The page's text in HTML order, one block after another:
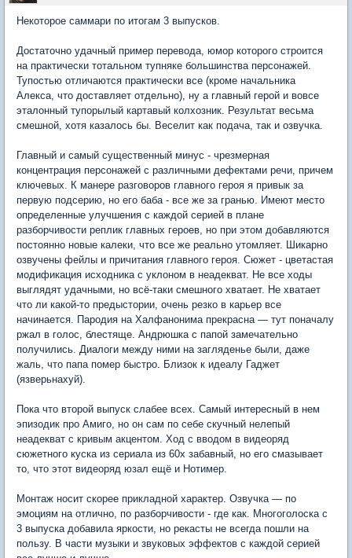
Некоторое саммари по итогам 3 выпусков.
Достаточно удачный пример перевода, юмор которого строится
на практически тотальном тупняке большинства персонажей.
Тупостью отличаются практически все (кроме начальника
Алекса, что доставляет отдельно), ну а главный герой и вовсе
эталонный тупорылый картавый колхозник. Результат весьма
смешной, хотя казалось бы. Веселит как подача, так и озвучка.
Главный и самый существенный минус - чрезмерная
концентрация персонажей с различными дефектами речи, причем
ключевых. К манере разговоров главного героя я привык за
первую подсерию, но его баба - все же за гранью. Имеют место
определенные улучшения с каждой серией в плане
разборчивости реплик главных героев, но при этом добавляются
постоянно новые калеки, что все же реально утомляет. Шикарно
озвучены фейлы и причитания главного героя. Сюжет - цветастая
модификация исходника с уклоном в неадекват. Не все ходы
выглядят удачными, но всё-таки смешного хватает. Не хватает
что ли какой-то предыстории, очень резко в карьер все
начинается. Пародия на Халфанонима прекрасна — тут поначалу
ржал в голос, блестяще. Андрюшка с папой замечательно
получились. Диалоги между ними на загляденье были, даже
жаль, что папа помер быстро. Близок к идеалу Гаджет
(язверьнахуй).
Пока что второй выпуск слабее всех. Самый интересный в нем
эпизодик про Амиго, но он сам по себе скучный нелепый
неадекват с кривым акцентом. Ход с вводом в видеоряд
сюжетного куска из сериала из 60х забавный, но его смазывает
то, что этот видеоряд юзал ещё и Нотимер.
Монтаж носит скорее прикладной характер. Озвучка — по
эмоциям на отлично, по разборчивости - где как. Многоголоска с
3 выпуска добавила яркости, но рекасты не всегда пошли на
пользу. В части музыки и звуковых эффектов с каждой серией